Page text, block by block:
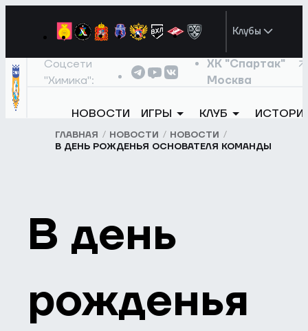
Клубы
Соцсети
"Химика":
ХК "Спартак"
Москва
НОВОСТИ ИГРЫ КЛУБ
ГЛАВНАЯ НОВОСТИ
НОВОСТИ
В ДЕНЬ РОЖДЕНЬЯ ОСНОВАТЕЛЯ КОМАНДЫ
В день
рожденья